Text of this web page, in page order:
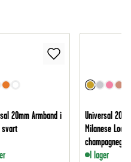
20mm Armband i
Universal
Milanese Loop,
champagneguld
I lager